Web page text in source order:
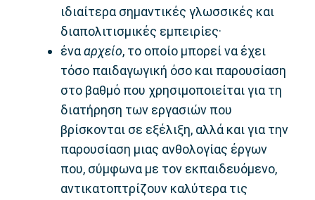
ιδιαίτερα σημαντικές γλωσσικές και
διαπολιτισμικές εμπειρίες·
ένααρχείο, το οποίο μπορεί να έχει
τόσο παιδαγωγική όσο και παρουσίαση
στο βαθμό που χρησιμοποιείται για τη
διατήρηση των εργασιών που
βρίσκονται σε εξέλιξη, αλλά και για την
παρουσίαση μιας ανθολογίας έργων
που, σύμφωνα με τον εκπαιδευόμενο,
αντικατοπτρίζουν καλύτερα τις